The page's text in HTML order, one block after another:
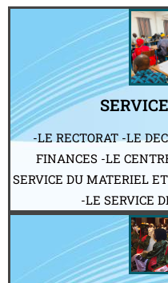
-LE RECTORAT -LE
FINANCES -LE
SERVICE DU MATERIEL
-LE SERVICE